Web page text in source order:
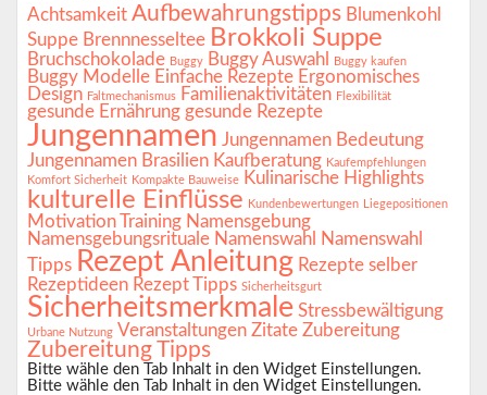
Achtsamkeit Aufbewahrungstipps Blumenkohl
Suppe Brennnesseltee Brokkoli Suppe
Bruchschokolade Buggy Buggy Auswahl Buggy kaufen
Buggy Modelle Einfache Rezepte Ergonomisches
Design Faltmechanismus Familienaktivitäten Flexibilität
gesunde Ernährung gesunde Rezepte
Jungennamen Jungennamen Bedeutung
Jungennamen Brasilien Kaufberatung Kaufempfehlungen
Komfort Sicherheit Kompakte Bauweise Kulinarische Highlights
kulturelle Einflüsse Kundenbewertungen Liegepositionen
Motivation Training Namensgebung
Namensgebungsrituale Namenswahl
Namenswahl
Tipps Rezept Anleitung Rezepte selber
Rezeptideen Rezept Tipps Sicherheitsgurt
Sicherheitsmerkmale Stressbewältigung
Urbane Nutzung Veranstaltungen Zitate Zubereitung
Zubereitung Tipps
Bitte wähle den Tab Inhalt in den Widget Einstellungen.
Bitte wähle den Tab Inhalt in den Widget Einstellungen.